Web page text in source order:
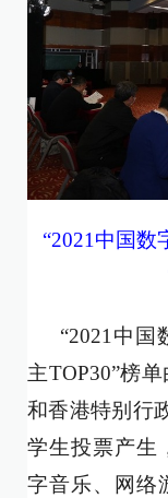
“2021中国数
“2021中
主TOP30”榜
和香港特别行
学生投票产生
字音乐、网络